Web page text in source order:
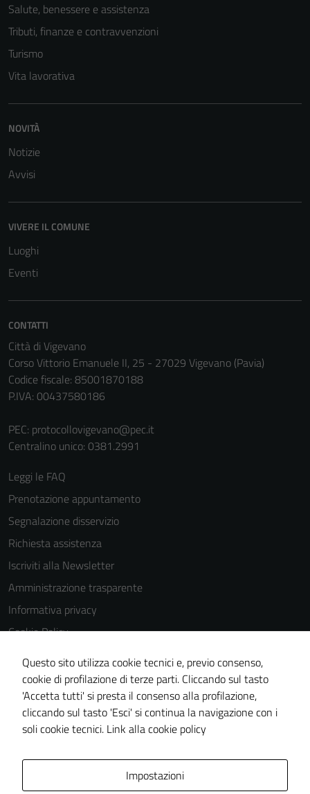
Salute, benessere e assistenza
Tributi, finanze e contravvenzioni
Turismo
Vita lavorativa
NOVITÀ
Notizie
Avvisi
VIVERE IL COMUNE
Luoghi
Eventi
CONTATTI
Città di Vigevano
Corso Vittorio Emanuele II, 25 - 27029 Vigevano (Pavia)
Codice fiscale: 85001870188
P.IVA: 00437580186
PEC: protocollovigevano@pec.it
Centralino unico: 0381.2991
Leggi le FAQ
Prenotazione appuntamento
Segnalazione disservizio
Richiesta assistenza
Iscriviti alla Newsletter
Amministrazione trasparente
Informativa privacy
Cookie Policy
Media policy
Note legali
Dichiarazione di accessibilità
Piano di miglioramento del sito
Questo sito utilizza cookie tecnici e, previo consenso,
cookie di profilazione di terze parti. Cliccando sul tasto
'Accetta tutti' si presta il consenso alla profilazione,
cliccando sul tasto 'Esci' si continua la navigazione con i
soli cookie tecnici. Link alla cookie policy
Impostazioni
essere
disabilitati.
Questi cookie
non raccolgono
informazioni